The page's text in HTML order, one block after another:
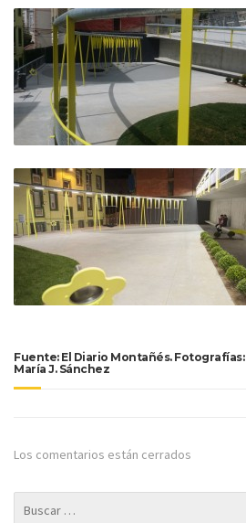
Fuente: El Diario Montañés.
María J. Sánchez
Los comentarios están cerrados